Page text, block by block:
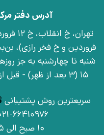
آدرس دفتر
15 (3 بعد از ظهر) - قبل از تشریف آوردن تماس بگیرید
سریعترین روش پشتیبانی
021-66410976 | 09030925756
10 صبح الی 15 (3 بعد از ظهر)